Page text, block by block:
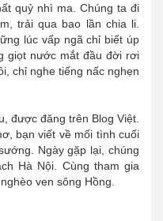
quỷ nhì ma. Chúng ta đi
trải qua bao lần chia li.
lúc vấp ngã chỉ biết úp
giọt nước mắt đầu đời rơi
chỉ nghe tiếng nấc nghẹn
được đăng trên Blog Việt.
bạn viết về mối tình cuối
Ngày gặp lại, chúng
Hà Nội. Cùng tham gia
ven sông Hồng.